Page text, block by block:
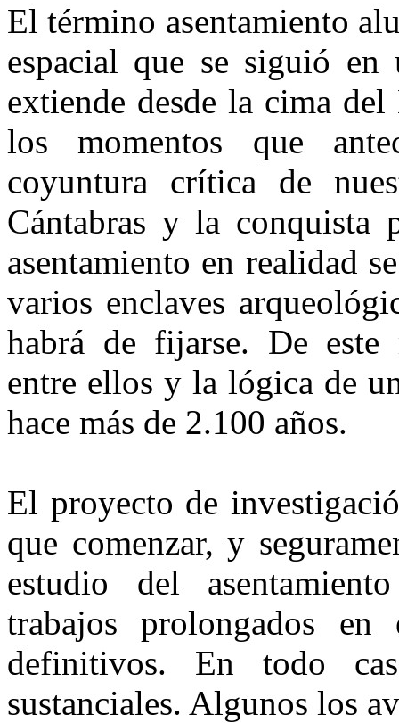
El término asentamiento
espacial que se siguió
extiende desde la cima
los momentos que
coyuntura crí­tica de
Cántabras y la con­quista
asentamiento en reali­dad
varios enclaves
habrá de fijarse. De este
entre ellos y la lógica de
hace más de 2.100 años.
El proyecto de
que comenzar, y
es­tudio del
trabajos prolongados
definitivos. En to­do
sustanciales. Algunos los